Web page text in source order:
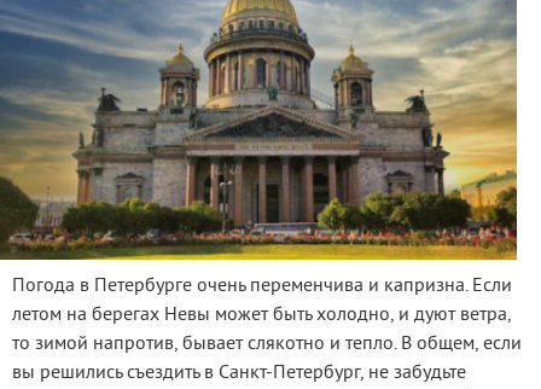
Погода в Петербурге очень переменчива и капризна. Если
летом на берегах Невы может быть холодно, и дуют ветра,
то зимой напротив, бывает слякотно и тепло. В общем, если
вы решились съездить в Санкт-Петербург, не забудьте